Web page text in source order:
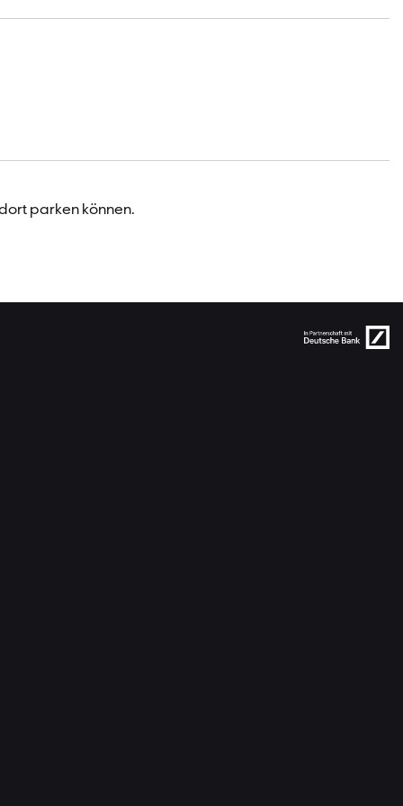
parken können.